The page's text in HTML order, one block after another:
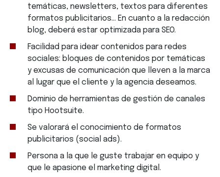
temáticas, newsletters, textos para diferentes
formatos publicitarios… En cuanto a la redacción
blog, deberá estar optimizada para SEO.
Facilidad para idear contenidos para redes
sociales: bloques de contenidos por temáticas
y excusas de comunicación que lleven a la marca
al lugar que el cliente y la agencia deseamos.
Dominio de herramientas de gestión de canales
tipo Hootsuite.
Se valorará el conocimiento de formatos
publicitarios (social ads).
Persona a la que le guste trabajar en equipo y
que le apasione el marketing digital.